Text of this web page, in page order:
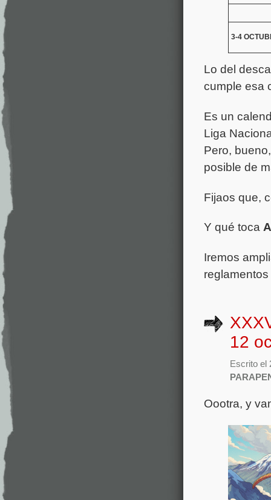
3-4
Lo del
cumple esa
Es un
Liga
Pero,
posible de
Fijaos que,
Y qué toca
Iremos
12
Escrito el
Oootra, y